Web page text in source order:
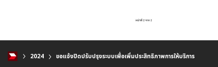
2024 ขอแจ้งปิดปรับปรุงระบบเพื่อเพิ่มประสิทธิภาพการให้บริการ